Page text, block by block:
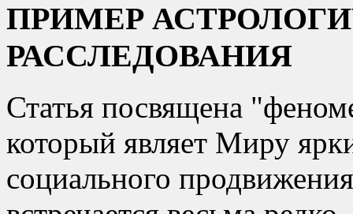
ПРИМЕР
РАССЛЕДОВАНИЯ
Статья посвящена
который являет Миру
социального